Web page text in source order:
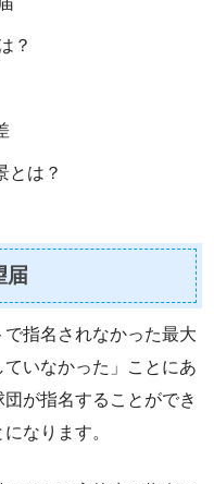
？
とは？
届
指名されなかった最大
いなかった」ことにあ
が指名することができ
なります。